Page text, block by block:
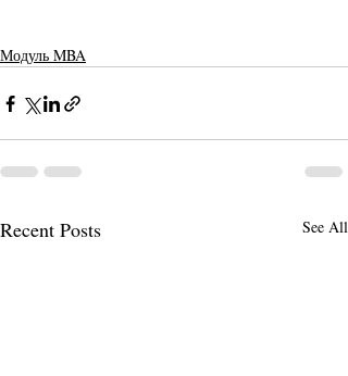
Модуль MBA
Recent Posts See All